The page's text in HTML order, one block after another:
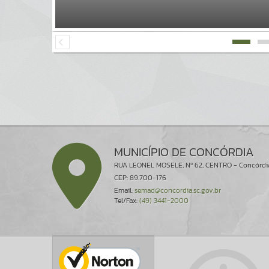
MUNICÍPIO DE CONCÓRDIA
RUA LEONEL MOSELE, Nº 62, CENTRO -
CEP: 89.700-176
Email:semad@concordia.sc.gov.br
Tel/Fax:(49) 3441-2000